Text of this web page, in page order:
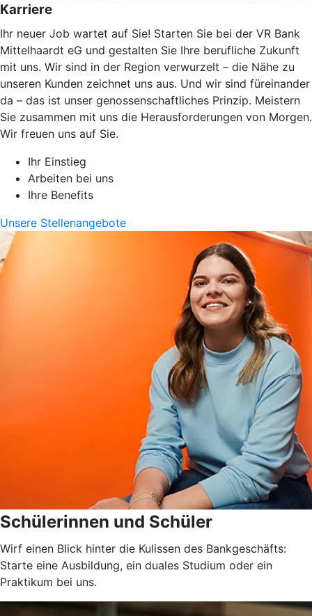
Karriere
Ihr neuer Job wartet auf Sie! Starten Sie bei der VR Bank
Mittelhaardt eG und gestalten Sie Ihre berufliche Zukunft
mit uns. Wir sind in der Region verwurzelt – die Nähe zu
unseren Kunden zeichnet uns aus. Und wir sind füreinander
da – das ist unser genossenschaftliches Prinzip. Meistern
Sie zusammen mit uns die Herausforderungen von Morgen.
Wir freuen uns auf Sie.
Ihr Einstieg
Arbeiten bei uns
Ihre Benefits
Unsere Stellenangebote
Schülerinnen und Schüler
Wirf einen Blick hinter die Kulissen des Bankgeschäfts:
Starte eine Ausbildung, ein duales Studium oder ein
Praktikum bei uns.